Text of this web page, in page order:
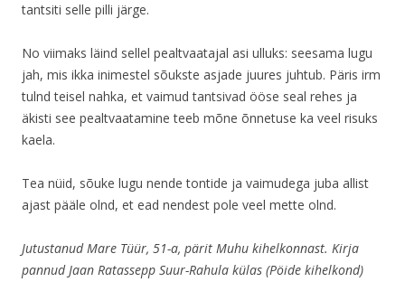
tantsiti selle pilli järge.
No viimaks läind sellel pealtvaatajal asi ulluks: seesama lugu
jah, mis ikka inimestel sõukste asjade juures juhtub. Päris irm
tulnd teisel nahka, et vaimud tantsivad ööse seal rehes ja
äkisti see pealtvaatamine teeb mõne õnnetuse ka veel risuks
kaela.
Tea nüid, sõuke lugu nende tontide ja vaimudega juba allist
ajast pääle olnd, et ead nendest pole veel mette olnd.
Jutustanud Mare Tüür, 51-a, pärit Muhu kihelkonnast. Kirja
pannud Jaan Ratassepp Suur-Rahula külas (Pöide kihelkond)